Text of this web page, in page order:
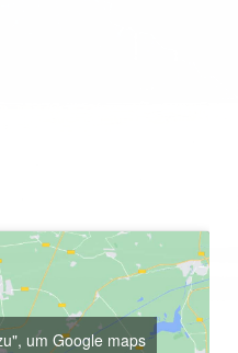
um Google maps